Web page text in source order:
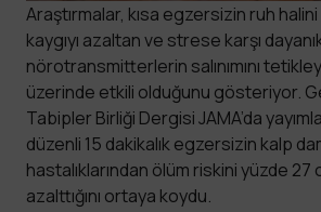
Araştırmalar, kısa egzersizin ruh
kaygıyı azaltan ve strese karşı
nörotransmitterlerin salınımını
üzerinde etkili olduğunu gösteriyor.
Tabipler Birliği Dergisi JAMA’da
düzenli 15 dakikalık egzersizin kalp
hastalıklarından ölüm riskini yüzde 27
azalttığını ortaya koydu.